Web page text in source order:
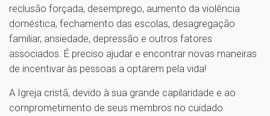
reclusão forçada, desemprego, aumento da violência
doméstica, fechamento das escolas, desagregação
familiar, ansiedade, depressão e outros fatores
associados. É preciso ajudar e encontrar novas maneiras
de incentivar às pessoas a optarem pela vida!
A Igreja cristã, devido à sua grande capilaridade e ao
comprometimento de seus membros no cuidado